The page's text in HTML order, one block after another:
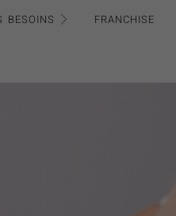
BESOINS FRANCHISE